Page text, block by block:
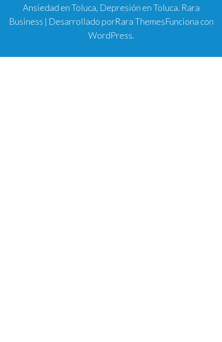
Ansiedad en Toluca, Depresión en Toluca. Rara
Business | Desarrollado porRara ThemesFunciona con
WordPress.